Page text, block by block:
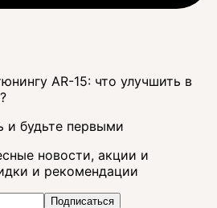
AR-15: что улучшить в
и будьте первыми
новости, акции и
и рекомендации
Подписаться